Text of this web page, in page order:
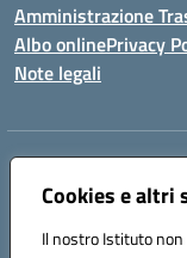
Cookies e altri
Il nostro Istituto
Amministrazione
Albo onlinePrivacy
Note legali
Indirizzo:
Centralino:096721161